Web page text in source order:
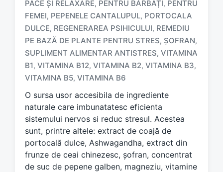
a
g
g
e
w
i
t
h
PACE ȘI RELAXARE, PENTRU BĂRBAȚI, PENTRU
FEMEI, PEPENELE CANTALUPUL, PORTOCALA
DULCE, REGENERAREA PSIHICULUI, REMEDIU
PE BAZĂ DE PLANTE PENTRU STRES, ŞOFRAN,
SUPLIMENT ALIMENTAR ANTISTRES, VITAMINA
B1, VITAMINA B12, VITAMINA B2, VITAMINA B3,
VITAMINA B5, VITAMINA B6
O sursa usor accesibila de ingrediente
naturale care imbunatatesc eficienta
sistemului nervos si reduc stresul. Acestea
sunt, printre altele: extract de coajă de
portocală dulce, Ashwagandha, extract din
frunze de ceai chinezesc, șofran, concentrat
de suc de pepene galben, magneziu, vitamine